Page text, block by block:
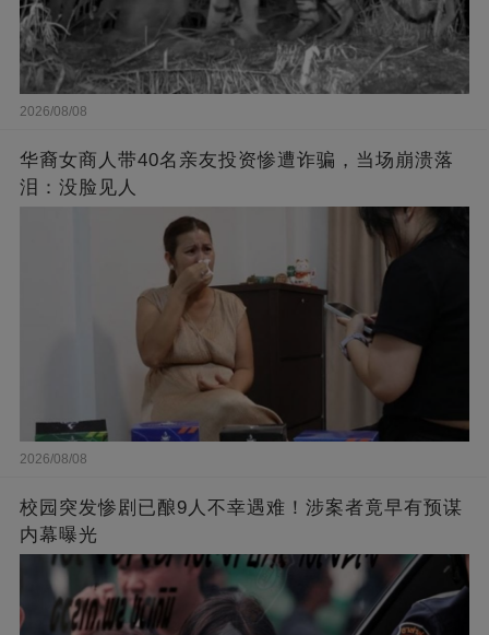
2026/08/08
华裔女商人带40名亲友投资惨遭诈骗，当场崩溃落
泪：没脸见人
2026/08/08
校园突发惨剧已酿9人不幸遇难！涉案者竟早有预谋
内幕曝光